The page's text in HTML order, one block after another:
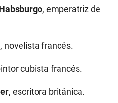
, emperatriz de
, novelista francés.
cubista francés.
, escritora británica.